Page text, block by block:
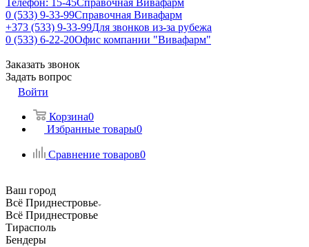
Телефон: 15-45Справочная Вивафарм
0 (533) 9-33-99Справочная Вивафарм
+373 (533) 9-33-99Для звонков из-за рубежа
0 (533) 6-22-20Офис компании "Вивафарм"
Заказать звонок
Задать вопрос
Войти
Корзина0
Избранные товары0
Сравнение товаров0
Ваш город
Всё Приднестровье
Всё Приднестровье
Тирасполь
Бендеры